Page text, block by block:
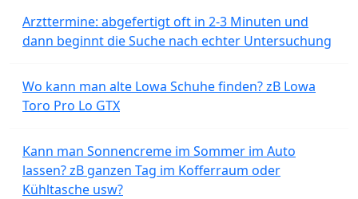
Arzttermine: abgefertigt oft in 2-3 Minuten und
dann beginnt die Suche nach echter Untersuchung
Wo kann man alte Lowa Schuhe finden? zB Lowa
Toro Pro Lo GTX
Kann man Sonnencreme im Sommer im Auto
lassen? zB ganzen Tag im Kofferraum oder
Kühltasche usw?